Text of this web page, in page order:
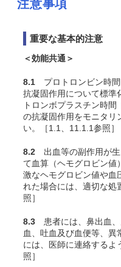
注意事項
重要な基本的注意
＜効能共通＞
8.1 プロトロンビン時
抗凝固作用について標準
トロンボプラスチン時
の抗凝固作用をモニタリ
い。［1.1、11.1.1参照］
8.2 出血等の副作用が生
て血算（ヘモグロビン値
激なヘモグロビン値や血
れた場合には、適切な処
照］
8.3 患者には、鼻出血
血、吐血及び血便等、異
には、医師に連絡するよ
照］